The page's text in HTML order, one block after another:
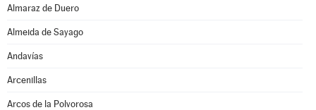
Almaraz de Duero
Almeida de Sayago
Andavías
Arcenillas
Arcos de la Polvorosa